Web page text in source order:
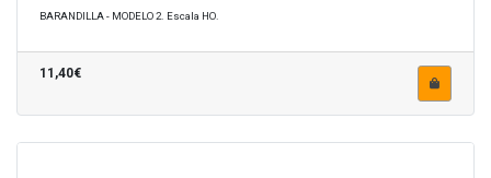
BARANDILLA - MODELO 2. Escala HO.
11,40€